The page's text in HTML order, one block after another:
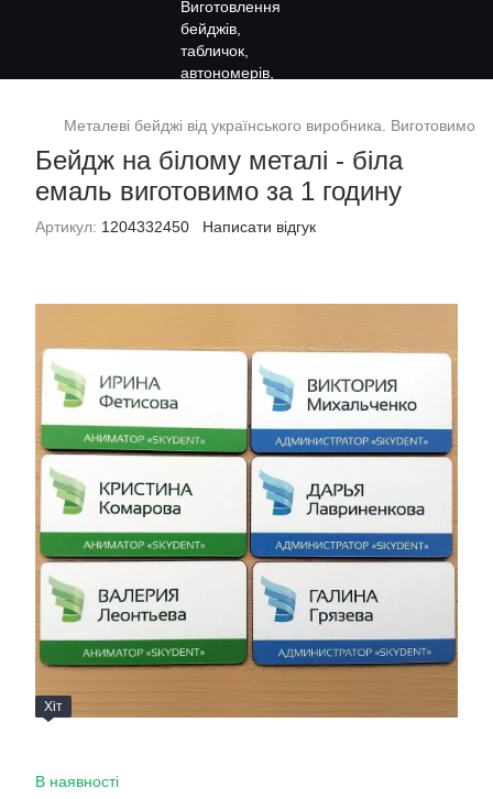
Металеві бейджі від українського виробника. Виготовимо
Бейдж на білому металі - біла
емаль виготовимо за 1 годину
Артикул: 1204332450 Написати відгук
Хіт
В наявності